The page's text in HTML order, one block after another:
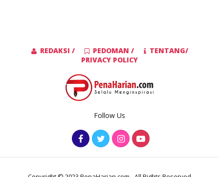
REDAKSI / PEDOMAN /
TENTANG/
PRIVACY POLICY
Follow Us